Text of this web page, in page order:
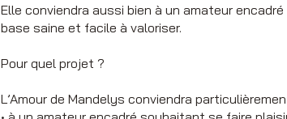
Elle conviendra aussi bien à un amateur
base saine et facile à valoriser.
Pour quel projet ?
L’Amour de Mandelys conviendra